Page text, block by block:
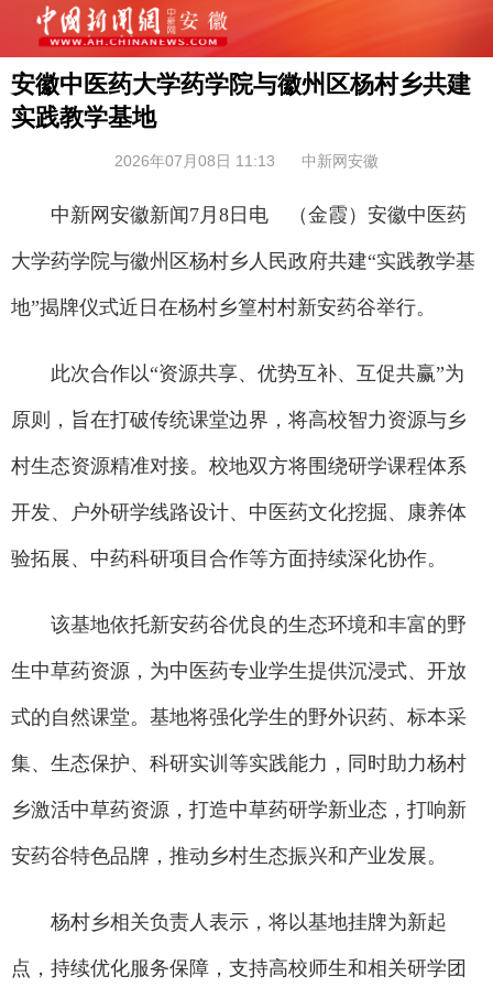
安徽中医药大学药学院与徽州区杨村乡共建
实践教学基地
2026年07月08日 11:13 中新网安徽
中新网安徽新闻7月8日电 （金霞）安徽中医药
大学药学院与徽州区杨村乡人民政府共建“实践教学基
地”揭牌仪式近日在杨村乡篁村村新安药谷举行。
此次合作以“资源共享、优势互补、互促共赢”为
原则，旨在打破传统课堂边界，将高校智力资源与乡
村生态资源精准对接。校地双方将围绕研学课程体系
开发、户外研学线路设计、中医药文化挖掘、康养体
验拓展、中药科研项目合作等方面持续深化协作。
该基地依托新安药谷优良的生态环境和丰富的野
生中草药资源，为中医药专业学生提供沉浸式、开放
式的自然课堂。基地将强化学生的野外识药、标本采
集、生态保护、科研实训等实践能力，同时助力杨村
乡激活中草药资源，打造中草药研学新业态，打响新
安药谷特色品牌，推动乡村生态振兴和产业发展。
杨村乡相关负责人表示，将以基地挂牌为新起
点，持续优化服务保障，支持高校师生和相关研学团